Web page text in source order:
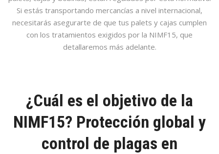
Si estás transportando mercancías a nivel internacional,
necesitarás asegurarte de que tus palets y cajas cumplen
con los tratamientos exigidos por la NIMF15, que
detallaremos más adelante.
¿Cuál es el objetivo de la
NIMF15? Protección global y
control de plagas en